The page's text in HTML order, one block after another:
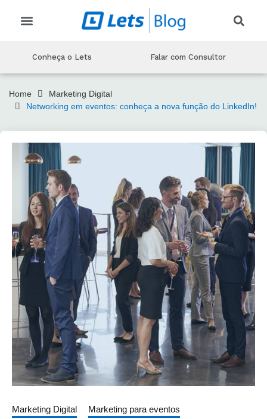
Conheça o Lets Falar com Consultor
Home
Marketing Digital
Networking em eventos: conheça a nova função do LinkedIn!
Marketing Digital
Marketing para eventos